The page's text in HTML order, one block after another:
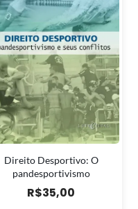
Direito Desportivo: O
pandesportivismo
R$35,00